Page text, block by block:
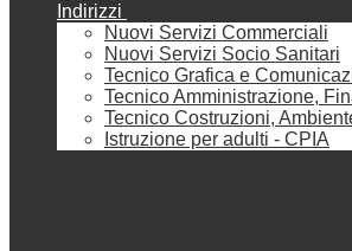
Indirizzi
Nuovi Servizi Commerciali
Nuovi Servizi Socio Sanitari
Tecnico Grafica e
Tecnico Amministrazione,
Tecnico Costruzioni,
Istruzione per adulti - CPIA